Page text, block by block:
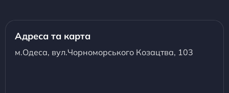
Адреса та карта
м.Одеса, вул.Чорноморського Козацтва, 103